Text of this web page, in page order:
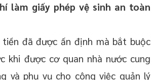
làm giấy phép vệ sinh an toàn
tiền đã được ấn định mà bắt buộc
khi được cơ quan nhà nước cung
và phụ vụ cho công việc quản lý